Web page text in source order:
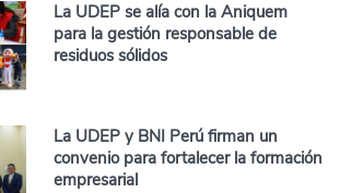
La UDEP se alía con la Aniquem
para la gestión responsable de
residuos sólidos
La UDEP y BNI Perú firman un
convenio para fortalecer la formación
empresarial